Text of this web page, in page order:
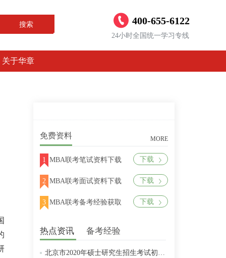
搜索 400-655-6122
24小时全国统一学习专线
关于华章
免费资料 MORE
1 MBA联考笔试资料下载 下载
2 MBA联考面试资料下载 下载
3 MBA联考备考经验获取 下载
热点资讯 备考经验
北京市2020年硕士研究生招生考试初试成绩查询及复查复核的公告